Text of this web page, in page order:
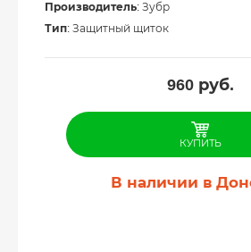
Производитель: Зубр
Тип: Защитный щиток
960руб.
КУПИТЬ
В наличии в